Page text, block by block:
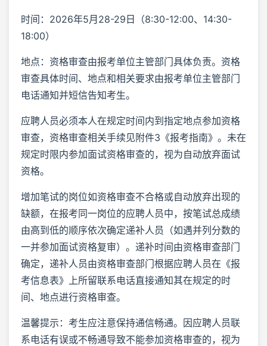
时间：2026年5月28-29日（8:30-12:00、14:30-
18:00）
地点：资格审查由报考单位主管部门具体负责。资格
审查具体时间、地点和相关要求由报考单位主管部门
电话通知并短信告知考生。
应聘人员必须本人在规定时间内到指定地点参加资格
审查，资格审查相关手续见附件3《报考指南》。未在
规定时限内参加面试资格审查的，视为自动放弃面试
资格。
增加笔试的岗位如资格审查不合格或自动放弃出现的
缺额，在报考同一岗位的应聘人员中，按笔试总成绩
由高到低的顺序依次确定递补人员（如遇并列分数的
一并参加面试资格复审）。递补时间由资格审查部门
确定，递补人员由资格审查部门根据应聘人员在《报
考信息表》上所留联系电话直接通知其在规定的时
间、地点进行资格审查。
温馨提示：考生应注意保持通信畅通。因应聘人员联
系电话有误或不畅通导致不能参加资格审查的，视为